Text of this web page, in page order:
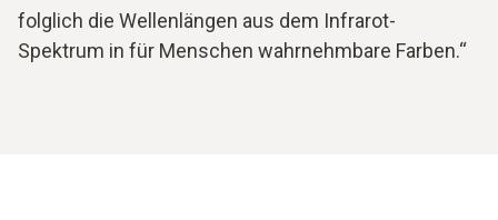
folglich die Wellenlängen aus dem Infrarot-
Spektrum in für Menschen wahrnehmbare Farben.“